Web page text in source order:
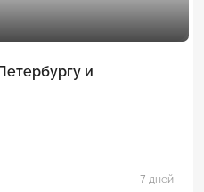
и
7 дней